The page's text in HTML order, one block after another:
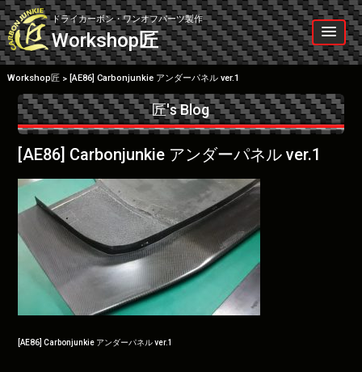
Skip
to
content
ドライカーボン・ワンオフパーツ製作
Workshop匠
Workshop匠> [AE86] Carbonjunkie アンダーパネル ver.1
匠's Blog
[AE86] Carbonjunkie アンダーパネル ver.1
投
[AE86] Carbonjunkie アンダーパネル ver.1